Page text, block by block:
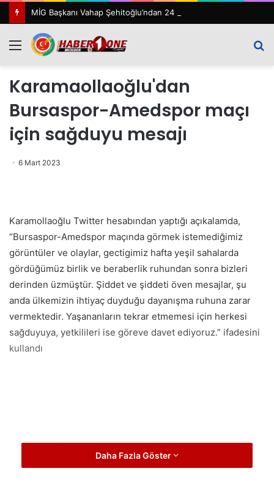
Menü
Karamaollaoğlu'dan
Bursaspor-Amedspor maçı
için sağduyu mesajı
6 Mart 2023
Karamollaoğlu Twitter hesabından yaptığı açıkalamda,
“Bursaspor-Amedspor maçında görmek istemediğimiz
görüntüler ve olaylar, gectigimiz hafta yeşil sahalarda
gördüğümüz birlik ve beraberlik ruhundan sonra bizleri
derinden üzmüştür. Şiddet ve şiddeti öven mesajlar, şu
anda ülkemizin ihtiyaç duyduğu dayanışma ruhuna zarar
vermektedir. Yaşananların tekrar etmemesi için herkesi
sağduyuya, yetkilileri ise göreve davet ediyoruz.” ifadesini
kullandı
Hibya Haber Ajansı
Daha Fazla Göster